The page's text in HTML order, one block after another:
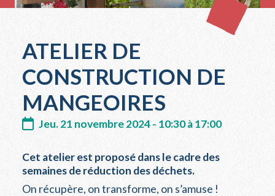
ATELIER DE
CONSTRUCTION DE
MANGEOIRES
Jeu. 21 novembre 2024 - 10:30 à 17:00
Cet atelier est proposé dans le cadre des
semaines de réduction des déchets.
On récupère, on transforme, on s’amuse !